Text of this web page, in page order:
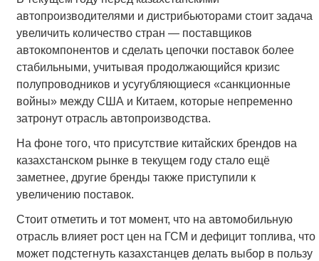
автопроизводителями и дистрибьюторами стоит задача
увеличить количество стран — поставщиков
автокомпонентов и сделать цепочки поставок более
стабильными, учитывая продолжающийся кризис
полупроводников и усугубляющиеся «санкционные
войны» между США и Китаем, которые непременно
затронут отрасль автопроизводства.
На фоне того, что присутствие китайских брендов на
казахстанском рынке в текущем году стало ещё
заметнее, другие бренды также приступили к
увеличению поставок.
Стоит отметить и тот момент, что на автомобильную
отрасль влияет рост цен на ГСМ и дефицит топлива, что
может подстегнуть казахстанцев делать выбор в пользу